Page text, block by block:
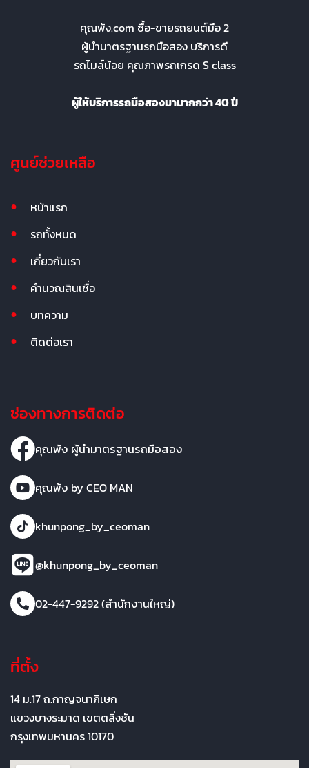
คุณพ้ง.com ซื้อ-ขายรถยนต์มือ 2
ผู้นำมาตรฐานรถมือสอง บริการดี
รถไมล์น้อย คุณภาพรถเกรด S class
ผู้ให้บริการรถมือสองมามากกว่า 40 ปี
ศูนย์ช่วยเหลือ
หน้าแรก
รถทั้งหมด
เกี่ยวกับเรา
คำนวณสินเชื่อ
บทความ
ติดต่อเรา
ช่องทางการติดต่อ
คุณพ้ง ผู้นำมาตรฐานรถมือสอง
คุณพ้ง by CEO MAN
khunpong_by_ceoman
@khunpong_by_ceoman
02-447-9292 (สำนักงานใหญ่)
ที่ตั้ง
14 ม.17 ถ.กาญจนาภิเษก
แขวงบางระมาด เขตตลิ่งชัน
กรุงเทพมหานคร 10170